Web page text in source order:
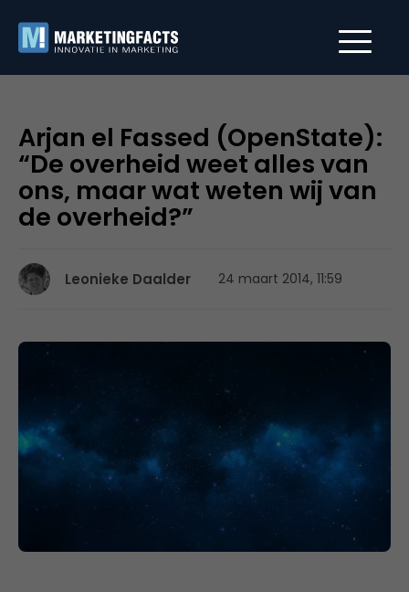
Arjan el Fassed (OpenState):
“De overheid weet alles van
ons, maar wat weten wij van
de overheid?”
Leonieke Daalder 24 maart 2014, 11:59